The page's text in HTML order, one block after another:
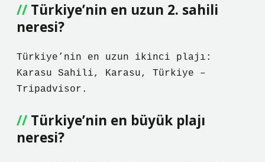
Türkiye’nin en uzun 2. sahili
neresi?
Türkiye’nin en uzun ikinci plajı:
Karasu Sahili, Karasu, Türkiye –
Tripadvisor.
Türkiye’nin en büyük plajı
neresi?